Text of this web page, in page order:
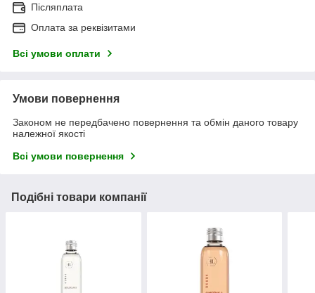
Післяплата
Оплата за реквізитами
Всі умови оплати
Умови повернення
Законом не передбачено повернення та обмін даного товару
належної якості
Всі умови повернення
Подібні товари компанії